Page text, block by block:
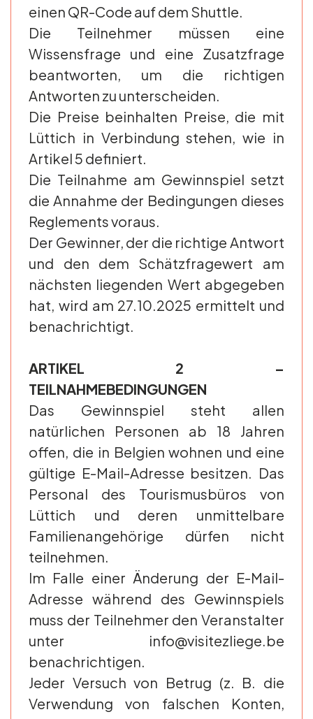
einen QR-Code auf dem Shuttle.
Die Teilnehmer müssen eine
Wissensfrage und eine Zusatzfrage
beantworten, um die richtigen
Antworten zu unterscheiden.
Die Preise beinhalten Preise, die mit
Lüttich in Verbindung stehen, wie in
Artikel 5 definiert.
Die Teilnahme am Gewinnspiel setzt
die Annahme der Bedingungen dieses
Reglements voraus.
Der Gewinner, der die richtige Antwort
und den dem Schätzfragewert am
nächsten liegenden Wert abgegeben
hat, wird am 27.10.2025 ermittelt und
benachrichtigt.
ARTIKEL 2 –
TEILNAHMEBEDINGUNGEN
Das Gewinnspiel steht allen
natürlichen Personen ab 18 Jahren
offen, die in Belgien wohnen und eine
gültige E-Mail-Adresse besitzen. Das
Personal des Tourismusbüros von
Lüttich und deren unmittelbare
Familienangehörige dürfen nicht
teilnehmen.
Im Falle einer Änderung der E-Mail-
Adresse während des Gewinnspiels
muss der Teilnehmer den Veranstalter
unter info@visitezliege.be
benachrichtigen.
Jeder Versuch von Betrug (z. B. die
Verwendung von falschen Konten,